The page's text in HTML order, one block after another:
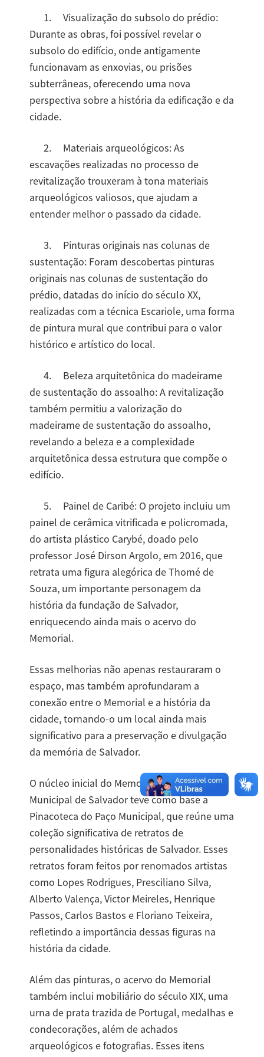
1. Visualização do subsolo do prédio:
Durante as obras, foi possível revelar o
subsolo do edifício, onde antigamente
funcionavam as enxovias, ou prisões
subterrâneas, oferecendo uma nova
perspectiva sobre a história da edificação e da
cidade.
2. Materiais arqueológicos: As
escavações realizadas no processo de
revitalização trouxeram à tona materiais
arqueológicos valiosos, que ajudam a
entender melhor o passado da cidade.
3. Pinturas originais nas colunas de
sustentação: Foram descobertas pinturas
originais nas colunas de sustentação do
prédio, datadas do início do século XX,
realizadas com a técnica Escariole, uma forma
de pintura mural que contribui para o valor
histórico e artístico do local.
4. Beleza arquitetônica do madeirame
de sustentação do assoalho: A revitalização
também permitiu a valorização do
madeirame de sustentação do assoalho,
revelando a beleza e a complexidade
arquitetônica dessa estrutura que compõe o
edifício.
5. Painel de Caribé: O projeto incluiu um
painel de cerâmica vitrificada e policromada,
do artista plástico Carybé, doado pelo
professor José Dirson Argolo, em 2016, que
retrata uma figura alegórica de Thomé de
Souza, um importante personagem da
história da fundação de Salvador,
enriquecendo ainda mais o acervo do
Memorial.
Essas melhorias não apenas restauraram o
espaço, mas também aprofundaram a
conexão entre o Memorial e a história da
cidade, tornando-o um local ainda mais
significativo para a preservação e divulgação
da memória de Salvador.
O núcleo inicial do Memorial da Câmara
Municipal de Salvador teve como base a
Pinacoteca do Paço Municipal, que reúne uma
coleção significativa de retratos de
personalidades históricas de Salvador. Esses
retratos foram feitos por renomados artistas
como Lopes Rodrigues, Presciliano Silva,
Alberto Valença, Victor Meireles, Henrique
Passos, Carlos Bastos e Floriano Teixeira,
refletindo a importância dessas figuras na
história da cidade.
Além das pinturas, o acervo do Memorial
também inclui mobiliário do século XIX, uma
urna de prata trazida de Portugal, medalhas e
condecorações, além de achados
arqueológicos e fotografias. Esses itens